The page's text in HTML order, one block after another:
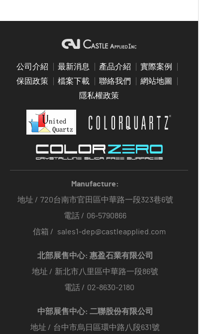
公司介紹 最新消息 產品介紹
實際案例
保固政策
檔案下載 聯絡我們
網站地圖
隱私權政策
Manufacture:
地址 / 720台南市官田區中華路一段323巷6號
電話 / 06-5790866
信箱 /
sales1-dep@castleapplied.com
北部展售中心: 惠盈石業有限公司
地址 / 新北市八里區中華路一段86號
電話 / 02-8630-2180
中部展售中心: 二聯股份有限公司
地址 / 台中市烏日區環中路八段631號